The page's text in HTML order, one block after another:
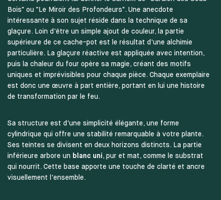
Bois" ou "Le Miroir des Profondeurs". Une anecdote
intéressante à son sujet réside dans la technique de sa
glaçure. Loin d'être un simple ajout de couleur, la partie
supérieure de ce cache-pot est le résultat d'une alchimie
particulière. La glaçure réactive est appliquée avec intention,
puis la chaleur du four opère sa magie, créant des motifs
uniques et imprévisibles pour chaque pièce. Chaque exemplaire
est donc une œuvre à part entière, portant en lui une histoire
de transformation par le feu.
Sa structure est d'une simplicité élégante, une forme
cylindrique qui offre une stabilité remarquable à votre plante.
Ses teintes se divisent en deux horizons distincts. La partie
inférieure arbore un blanc uni, pur et mat, comme le substrat
qui nourrit. Cette base apporte une touche de clarté et ancre
visuellement l'ensemble.